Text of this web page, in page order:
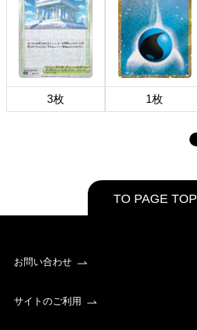
3枚 1枚
TO PAGE TOP
お問い合わせ
サイトのご利用